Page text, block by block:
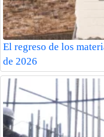
El regreso de los
de 2026